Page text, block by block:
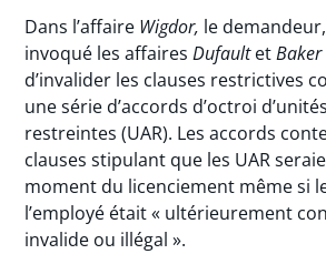
Dans l’affaire Wigdor, le
invoqué les affairesDufaultetBaker
d’invalider les clauses restrictives
une série d’accords d’octroi
restreintes (UAR). Les accords
clauses stipulant que les UAR
moment du licenciement même si
l’employé était « ultérieurement
invalide ou illégal ».